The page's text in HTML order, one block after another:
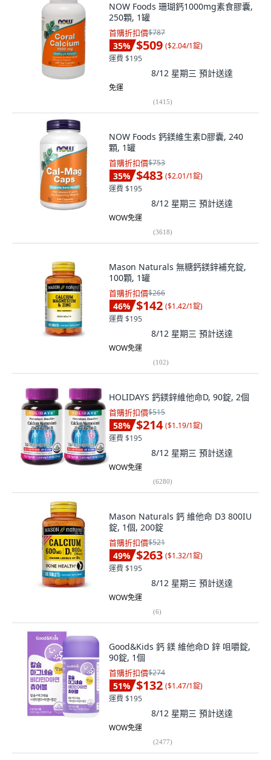
NOW Foods 珊瑚鈣1000mg素食膠囊,
250顆, 1罐
首購折扣價$787
35% $509 ($2.04/1錠)
運費 $195
8/12 星期三 預計送達
免運
(1415)
NOW Foods 鈣鎂維生素D膠囊, 240
顆, 1罐
首購折扣價$753
35% $483 ($2.01/1錠)
運費 $195
8/12 星期三 預計送達
WOW免運
(3618)
Mason Naturals 無糖鈣鎂鋅補充錠,
100顆, 1罐
首購折扣價$266
46% $142 ($1.42/1錠)
運費 $195
8/12 星期三 預計送達
WOW免運
(102)
HOLIDAYS 鈣鎂鋅維他命D, 90錠, 2個
首購折扣價$515
58% $214 ($1.19/1錠)
運費 $195
8/12 星期三 預計送達
WOW免運
(6280)
Mason Naturals 鈣 維他命 D3 800IU
錠, 1個, 200錠
首購折扣價$521
49% $263 ($1.32/1錠)
運費 $195
8/12 星期三 預計送達
WOW免運
(6)
Good&Kids 鈣 鎂 維他命D 鋅 咀嚼錠,
90錠, 1個
首購折扣價$274
51% $132 ($1.47/1錠)
運費 $195
8/12 星期三 預計送達
WOW免運
(2477)